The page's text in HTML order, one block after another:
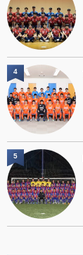
4
5